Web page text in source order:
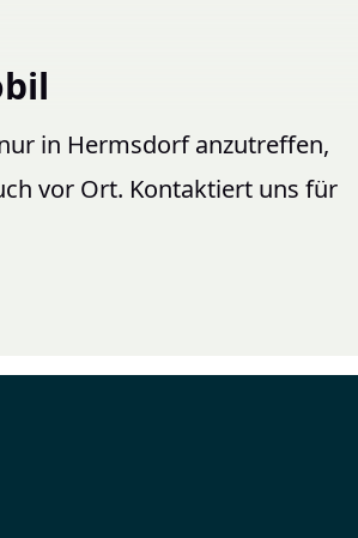
in Hermsdorf anzutreffen,
vor Ort. Kontaktiert uns für